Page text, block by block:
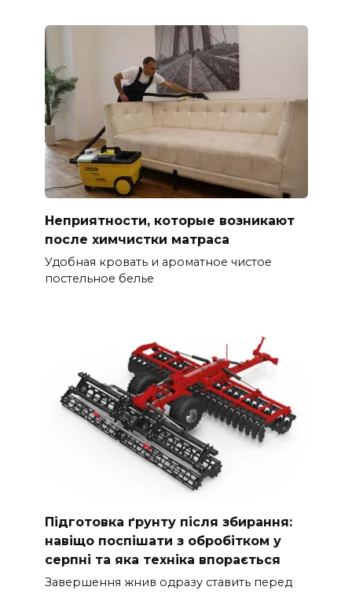
Неприятности, которые возникают
после химчистки матраса
Удобная кровать и ароматное чистое
постельное белье
Підготовка ґрунту після збирання:
навіщо поспішати з обробітком у
серпні та яка техніка впорається
Завершення жнив одразу ставить перед